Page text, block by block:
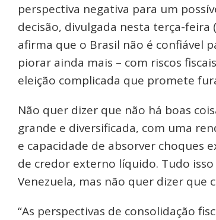
perspectiva negativa para um
decisão, divulgada nesta terça-feira
afirma que o Brasil não é confiável
piorar ainda mais – com riscos
eleição complicada que promete
Não quer dizer que não há boas
grande e diversificada, com uma
e capacidade de absorver choques
de credor externo líquido. Tudo
Venezuela, mas não quer dizer que
“As perspectivas de consolidação